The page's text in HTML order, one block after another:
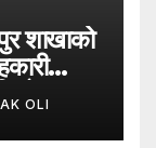
शाखाको
OLI